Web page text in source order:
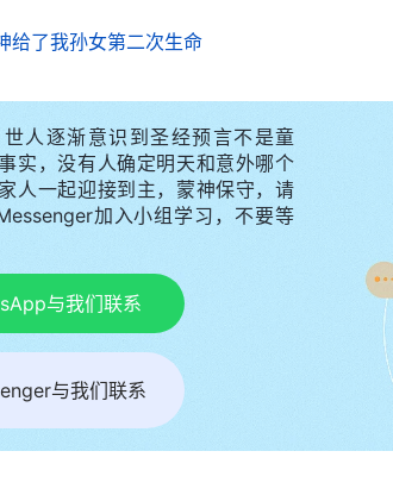
能叫一个人死，让那个灵离开肉体，
些都是神说了算，神随时随地都可以
，因为万物生灵都在他的主宰之下，万
他随时随地都能作的事，这是造物的主
》从神的话中我对神的权柄有了些认识
了四天，尸体都臭了，在人来看肯定没
这件事上，我看见阴间的钥匙也掌握
是死也在神的手中掌握，神安排丈夫来
安排他到另一个地方去，这是谁也拦阻
让他死的。神无论怎么安排都有神的
给了我孙女第二次生命
人逐渐意识到圣经预言不是童
实，没有人确定明天和意外哪个
人一起迎接到主，蒙神保守，请
加入小组学习，不要等
与我们联系
与我们联系